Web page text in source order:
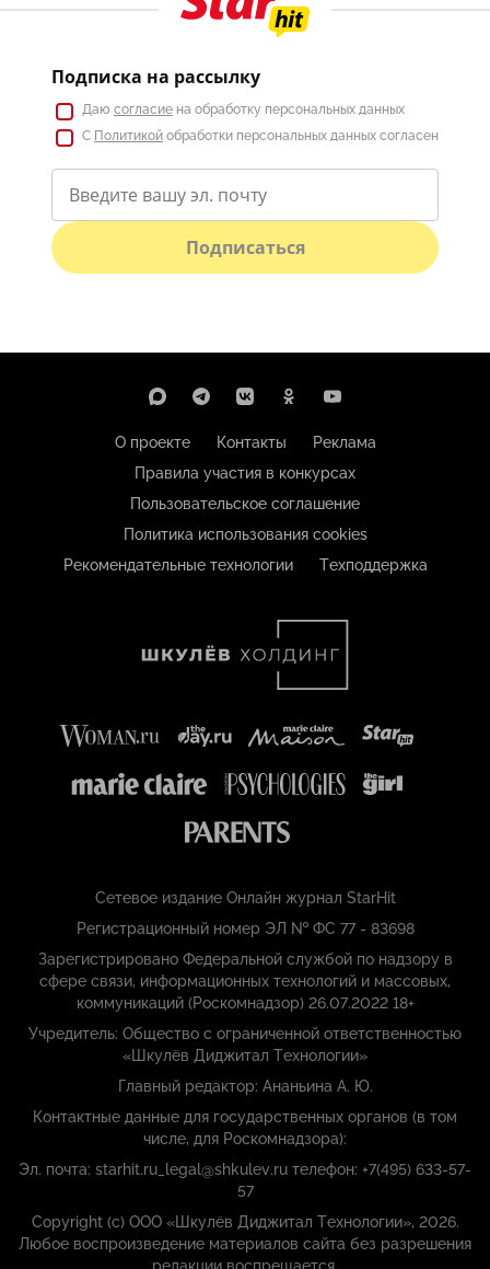
Подписка на рассылку
Даю согласие на обработку персональных данных
С Политикой обработки персональных данных согласен
Подписаться
О проекте Контакты
Реклама
Правила участия в конкурсах
Пользовательское соглашение
Политика использования cookies
Рекомендательные технологии
Техподдержка
Сетевое издание Онлайн журнал StarHit
Регистрационный номер ЭЛ № ФС 77 - 83698
Зарегистрировано Федеральной службой по надзору в
сфере связи, информационных технологий и массовых,
коммуникаций (Роскомнадзор) 26.07.2022 18+
Учредитель: Общество с ограниченной ответственностью
«Шкулёв Диджитал Технологии»
Главный редактор: Ананьина А. Ю.
Контактные данные для государственных органов (в том
числе, для Роскомнадзора):
Эл. почта: starhit.ru_legal@shkulev.ru телефон: +7(495) 633-57-
57
Copyright (с) ООО «Шкулёв Диджитал Технологии», 2026.
Любое воспроизведение материалов сайта без разрешения